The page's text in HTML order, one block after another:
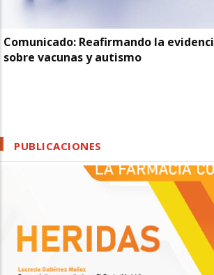
Comunicado: Reafirmando la
sobre vacunas y autismo
PUBLICACIONES